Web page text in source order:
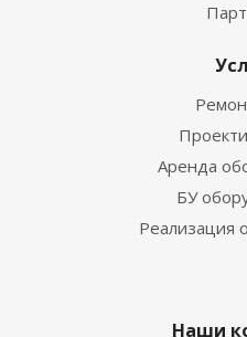
Аренда
БУ
Реализация
Наши